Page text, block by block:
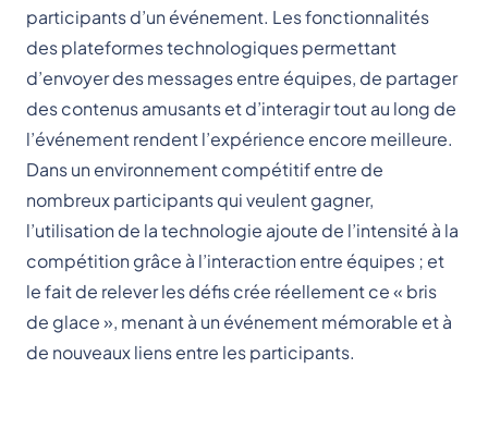
participants d’un événement. Les fonctionnalités
des plateformes technologiques permettant
d’envoyer des messages entre équipes, de partager
des contenus amusants et d’interagir tout au long de
l’événement rendent l’expérience encore meilleure.
Dans un environnement compétitif entre de
nombreux participants qui veulent gagner,
l’utilisation de la technologie ajoute de l’intensité à la
compétition grâce à l’interaction entre équipes ; et
le fait de relever les défis crée réellement ce « bris
de glace », menant à un événement mémorable et à
de nouveaux liens entre les participants.